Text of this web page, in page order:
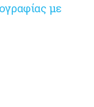
με